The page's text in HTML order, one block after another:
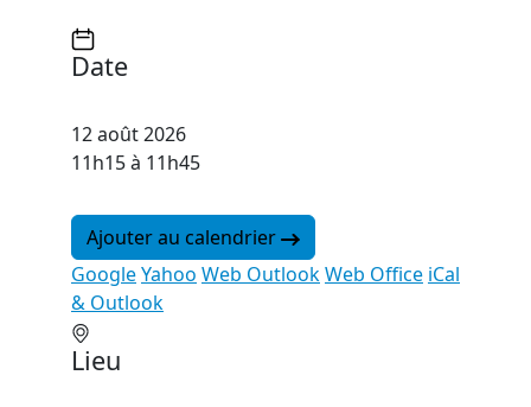
Date
12 août 2026
11h15 à 11h45
Ajouter au calendrier
GoogleYahoo Web OutlookWeb Office iCal
& Outlook
Lieu